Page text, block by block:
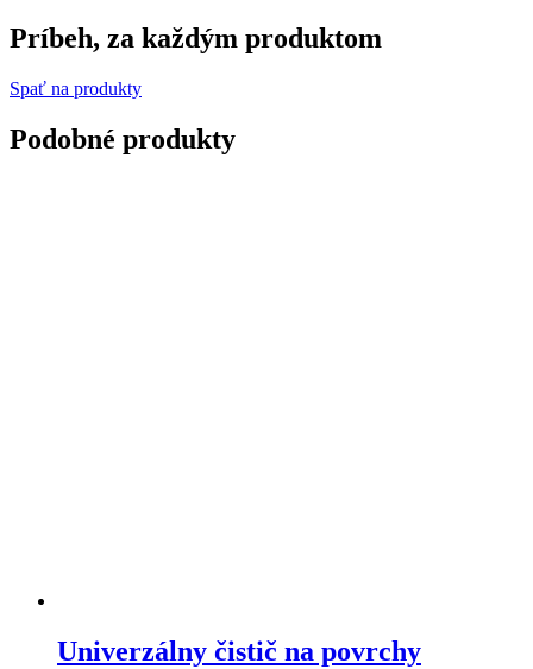
Príbeh, za každým produktom
Spať na produkty
Podobné produkty
Univerzálny čistič na povrchy